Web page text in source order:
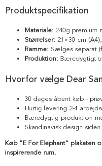
Produktspecifikation
Materiale: 240g premium
Størrelser: 21×30 cm
Ramme: Sælges separat
Produktion: Bæredygtigt
Hvorfor vælge Dear
30 dages åbent køb -
Hurtig levering 2-4
Bæredygtig produktion
Skandinavisk design siden
Køb "E For Elephant" plakaten
inspirerende rum.